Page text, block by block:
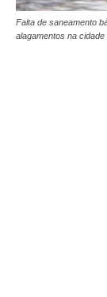
Falta de saneamento
alagamentos na